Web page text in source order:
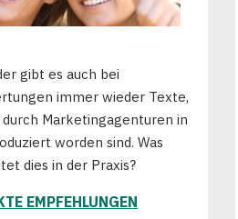
gibt es auch bei
immer wieder Texte,
Marketingagenturen in
worden sind. Was
dies in der Praxis?
EMPFEHLUNGEN